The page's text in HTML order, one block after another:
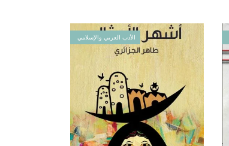
الأدب العربي والإسلامي